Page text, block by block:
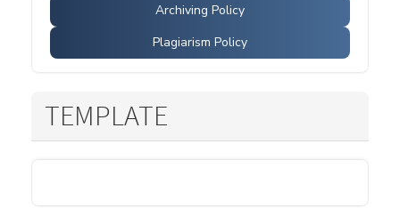
Archiving Policy
Plagiarism Policy
TEMPLATE